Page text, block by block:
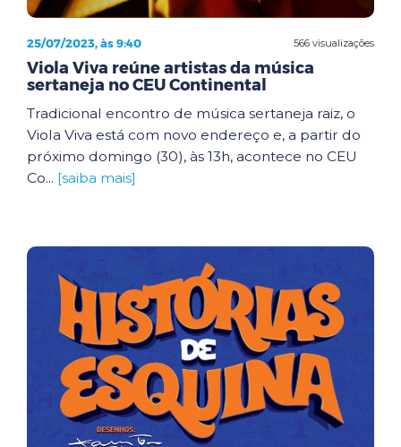
566 visualizações
25/07/2023, às 9:40
Viola Viva reúne artistas da música
sertaneja no CEU Continental
Tradicional encontro de música sertaneja raiz, o
Viola Viva está com novo endereço e, a partir do
próximo domingo (30), às 13h, acontece no CEU
Co... [saiba mais]